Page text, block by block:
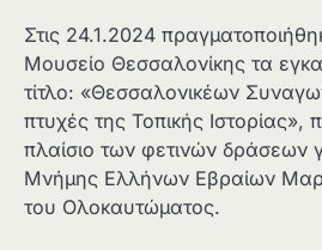
Στις 24.1.2024
Μουσείο Θεσσαλονίκης τα
τίτλο: «Θεσσαλονικέων
πτυχές της Τοπικής Ιστορίας»,
πλαίσιο των φετινών δράσεων
Μνήμης Ελλήνων Εβραίων
του Ολοκαυτώματος.